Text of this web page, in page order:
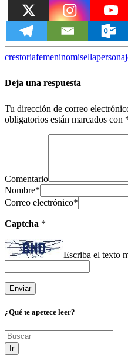
crestoriafemeninomisella
Deja una respuesta
Tu dirección de correo
obligatorios están marcados con
Comentario
Nombre*
Correo electrónico*
Captcha *
Escriba el texto
¿Qué te apetece leer?
Ir